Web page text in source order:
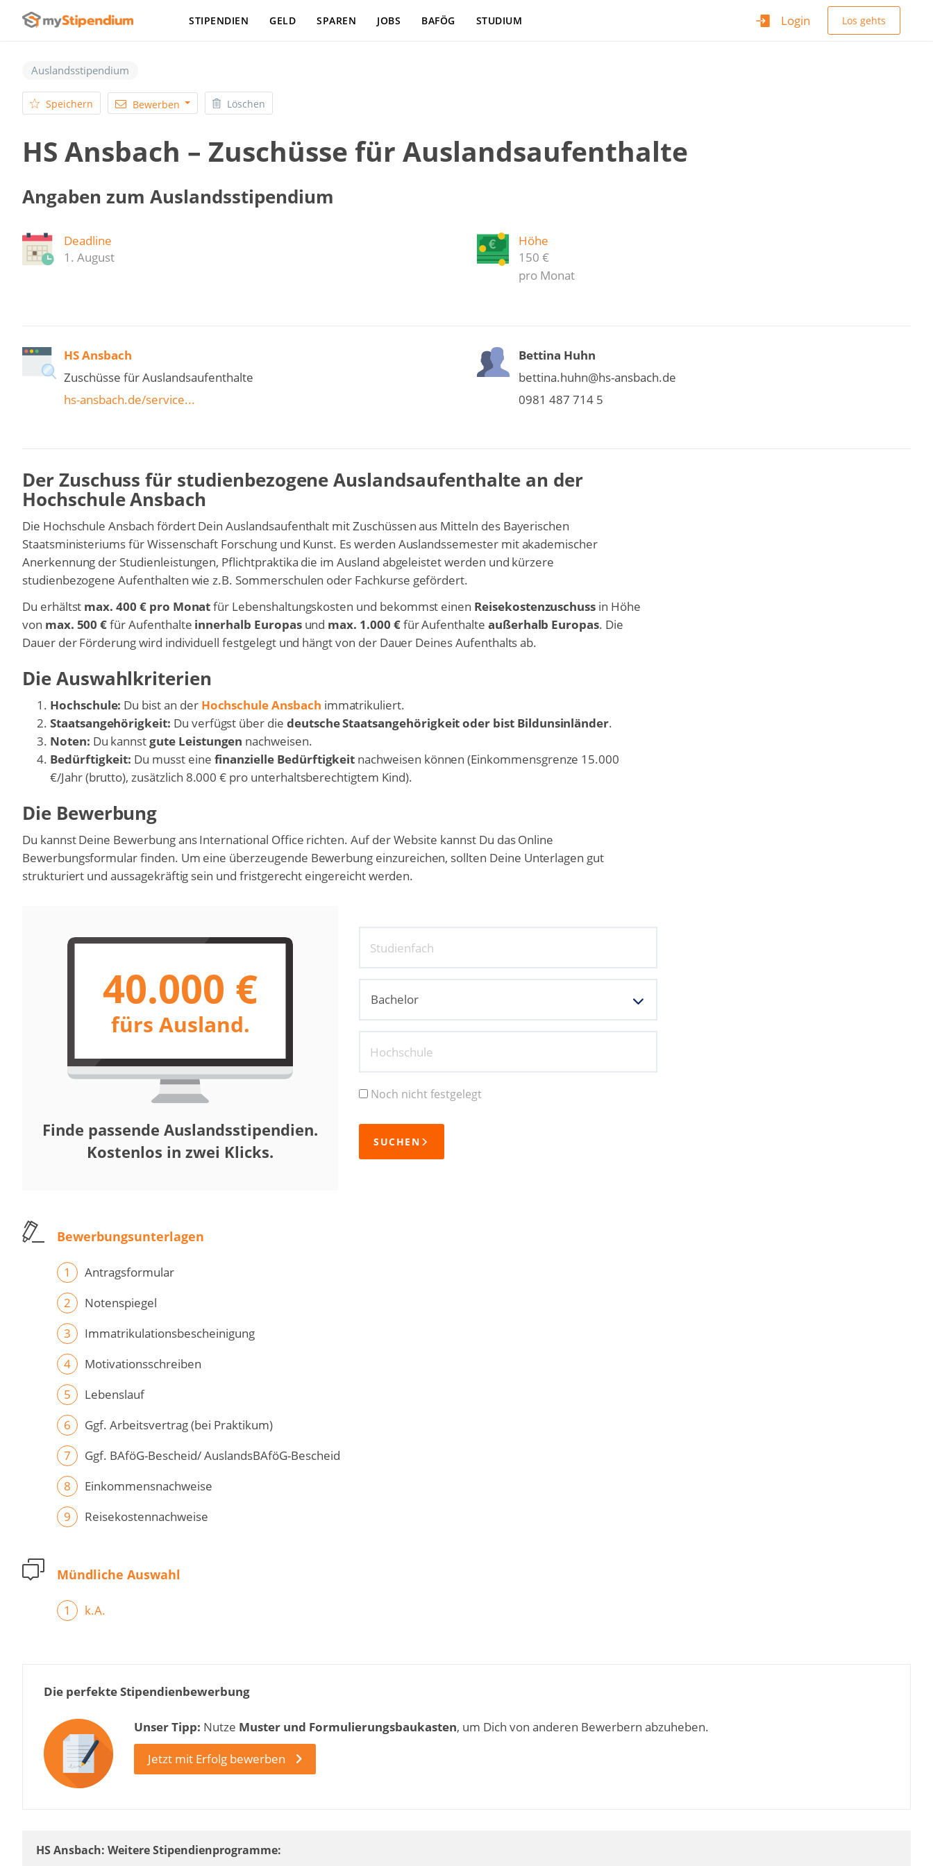
Login Los gehts
STIPENDIEN GELD SPAREN JOBS BAFÖG STUDIUM
Auslandsstipendium
Speichern Bewerben Löschen
HS Ansbach – Zuschüsse für Auslandsaufenthalte
Angaben zum Auslandsstipendium
Deadline
1. August
Höhe
150 €
pro Monat
HS Ansbach
Zuschüsse für Auslandsaufenthalte
hs-ansbach.de/service...
Bettina Huhn
bettina.huhn@hs-ansbach.de
0981 487 714 5
Der Zuschuss für studienbezogene Auslandsaufenthalte an der
Hochschule Ansbach
Die Hochschule Ansbach fördert Dein Auslandsaufenthalt mit Zuschüssen aus Mitteln des Bayerischen
Staatsministeriums für Wissenschaft Forschung und Kunst. Es werden Auslandssemester mit akademischer
Anerkennung der Studienleistungen, Pflichtpraktika die im Ausland abgeleistet werden und kürzere
studienbezogene Aufenthalten wie z.B. Sommerschulen oder Fachkurse gefördert.
Du erhältst max. 400 € pro Monatfür Lebenshaltungskosten und bekommst einen Reisekostenzuschuss in Höhe
von max. 500 €für Aufenthalte innerhalb Europasund max. 1.000 €für Aufenthalte außerhalb Europas. Die
Dauer der Förderung wird individuell festgelegt und hängt von der Dauer Deines Aufenthalts ab.
Die Auswahlkriterien
Hochschule: Du bist an der Hochschule Ansbach immatrikuliert.
Staatsangehörigkeit: Du verfügst über die deutsche Staatsangehörigkeit oder bist Bildunsinländer.
Noten: Du kannstgute Leistungen nachweisen.
Bedürftigkeit: Du musst eine finanzielle Bedürftigkeit nachweisen können (Einkommensgrenze 15.000
€/Jahr (brutto), zusätzlich 8.000 € pro unterhaltsberechtigtem Kind).
Die Bewerbung
Du kannst Deine Bewerbung ans International Office richten. Auf der Website kannst Du das Online
Bewerbungsformular finden. Um eine überzeugende Bewerbung einzureichen, sollten Deine Unterlagen gut
strukturiert und aussagekräftig sein und fristgerecht eingereicht werden.
40.000 €
fürs Ausland.
Finde passende Auslandsstipendien.
Kostenlos in zwei Klicks.
Studienfach
Hochschule
Noch nicht festgelegt
SUCHEN
Bewerbungsunterlagen
Antragsformular
Notenspiegel
Immatrikulationsbescheinigung
Motivationsschreiben
Lebenslauf
Ggf. Arbeitsvertrag (bei Praktikum)
Ggf. BAföG-Bescheid/ AuslandsBAföG-Bescheid
Einkommensnachweise
Reisekostennachweise
Mündliche Auswahl
k.A.
Die perfekte Stipendienbewerbung
Unser Tipp: Nutze Muster und Formulierungsbaukasten, um Dich von anderen Bewerbern abzuheben.
Jetzt mit Erfolg bewerben
HS Ansbach: Weitere Stipendienprogramme